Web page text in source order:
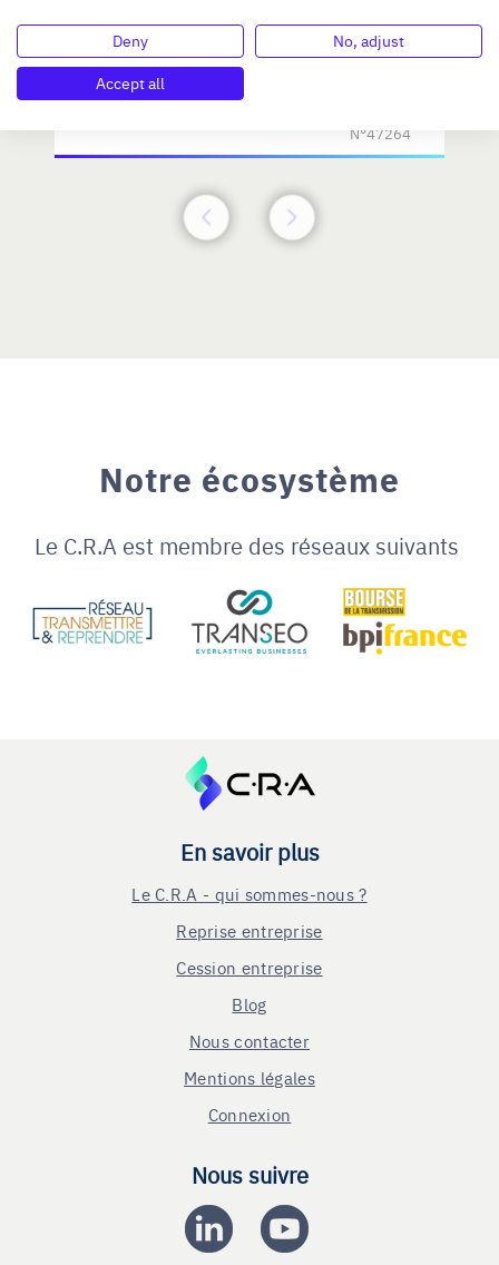
Investissement max:
>2 M€ et <= 5 M€
N°47264
Notre écosystème
Le C.R.A est membre des réseaux suivants
En savoir plus
Le C.R.A - qui sommes-nous ?
Reprise entreprise
Cession entreprise
Blog
Nous contacter
Mentions légales
Connexion
Nous suivre
Deny
No, adjust
Accept all